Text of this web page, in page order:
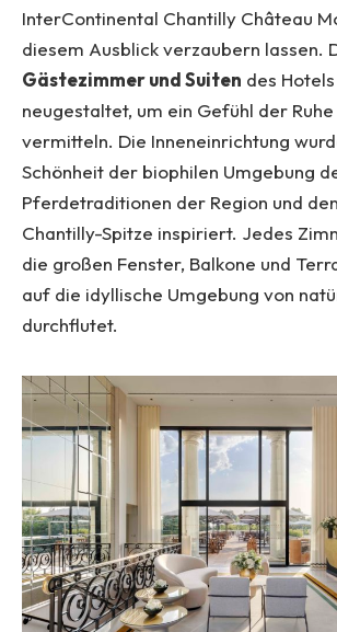
InterContinental Chantilly Château
diesem Ausblick verzaubern lassen.
Gästezimmer und Suiten des
neugestaltet, um ein Gefühl der Ruhe
vermitteln. Die Inneneinrichtung
Schönheit der biophilen Umgebung
Pferdetraditionen der Region und
Chantilly-Spitze inspiriert. Jedes
die großen Fenster, Balkone und
auf die idyllische Umgebung von
durchflutet.